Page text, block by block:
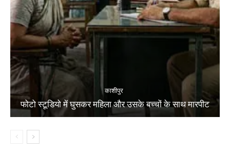
काशीपुर
फोटो स्टूडियो में घुसकर महिला और उसके बच्चों के साथ मारपीट